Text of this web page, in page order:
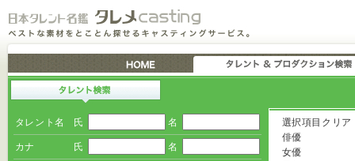
タレント名 氏 名
カナ 氏 名
選択項目クリア
俳優
女優